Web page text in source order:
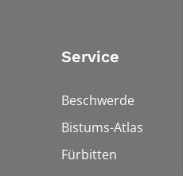
Service
Beschwerde
Bistums-Atlas
Fürbitten